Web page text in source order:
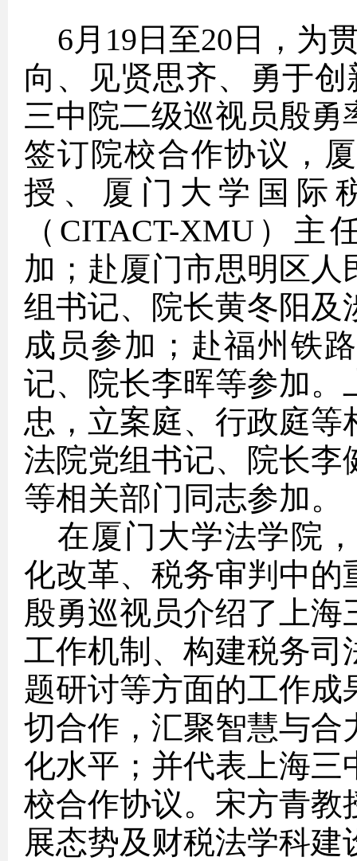
6月19日至20日，为
向、见贤思齐、勇于
三中院二级巡视员殷
签订院校合作协议，
授、厦门大学国际
（CITACT-XMU）
加；赴厦门市思明区
组书记、院长黄冬阳及
成员参加；赴福州铁
记、院长李晖等参加。
忠，立案庭、行政庭
法院党组书记、院长李
等相关部门同志参加。
在厦门大学法学院
化改革、税务审判中的
殷勇巡视员介绍了上海
工作机制、构建税务司
题研讨等方面的工作
切合作，汇聚智慧与合
化水平；并代表上海三
校合作协议。 宋方青教
展态势及财税法学科